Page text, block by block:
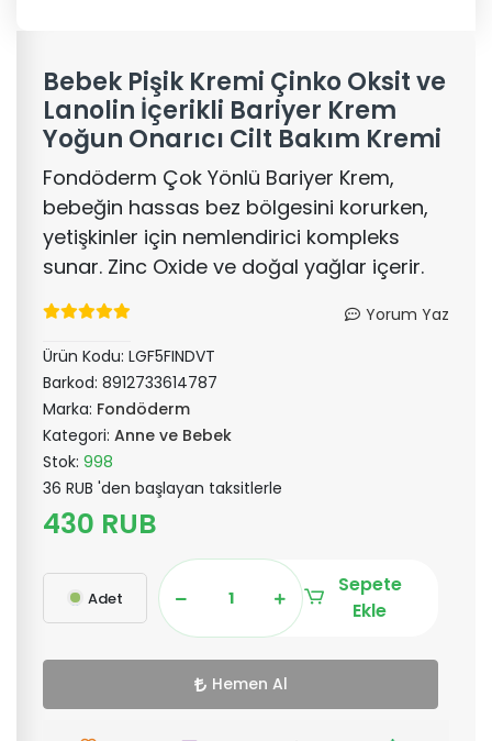
Bebek Pişik Kremi Çinko Oksit ve
Lanolin İçerikli Bariyer Krem
Yoğun Onarıcı Cilt Bakım Kremi
Fondöderm Çok Yönlü Bariyer Krem,
bebeğin hassas bez bölgesini korurken,
yetişkinler için nemlendirici kompleks
sunar. Zinc Oxide ve doğal yağlar içerir.
Yorum Yaz
Ürün Kodu: LGF5FINDVT
Barkod: 8912733614787
Marka: Fondöderm
Kategori: Anne ve Bebek
Stok: 998
36 RUB 'den başlayan taksitlerle
430 RUB
Adet
Sepete
Ekle
Hemen Al